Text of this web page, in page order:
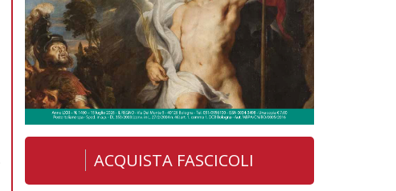
ACQUISTA FASCICOLI